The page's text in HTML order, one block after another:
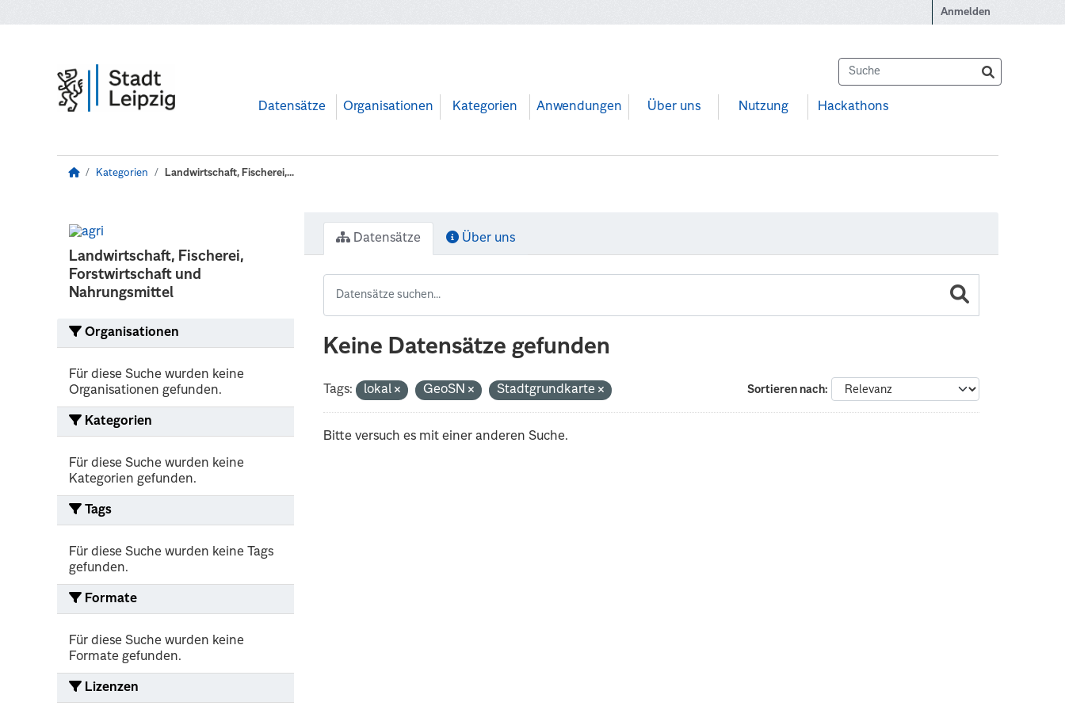
Anmelden
Datensätze Organisationen Kategorien Anwendungen Über uns Nutzung Hackathons
Kategorien Landwirtschaft, Fischerei,...
Landwirtschaft, Fischerei,
Forstwirtschaft und
Nahrungsmittel
Organisationen
Für diese Suche wurden keine
Organisationen gefunden.
Kategorien
Für diese Suche wurden keine
Kategorien gefunden.
Tags
Für diese Suche wurden keine Tags
gefunden.
Formate
Für diese Suche wurden keine
Formate gefunden.
Lizenzen
Datensätze Über uns
Keine Datensätze gefunden
Sortieren nach
Tags: lokal GeoSN Stadtgrundkarte
Bitte versuch es mit einer anderen Suche.